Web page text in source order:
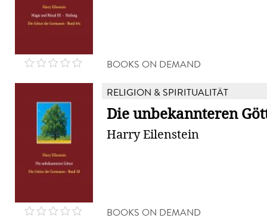
BOOKS ON DEMAND
RELIGION & SPIRITUALITÄT
Die unbekannteren
Harry Eilenstein
BOOKS ON DEMAND